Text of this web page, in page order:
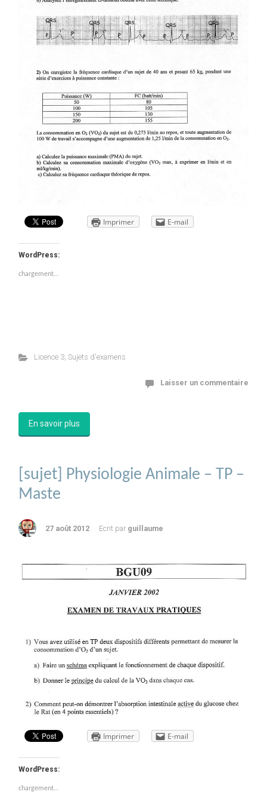
Imprimer E-mail
WordPress:
chargement…
Licence 3, Sujets d'examens
Laisser un commentaire
En savoir plus
[sujet] Physiologie Animale – TP –
Maste
27 août 2012 Ecrit par guillaume
Imprimer E-mail
WordPress:
chargement…